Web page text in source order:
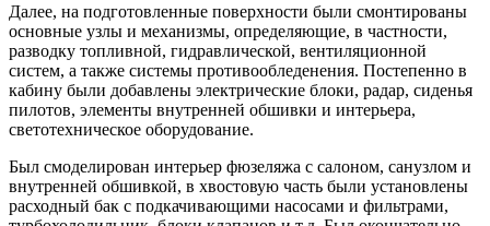
Далее, на подготовленные поверхности были смонтированы
основные узлы и механизмы, определяющие, в частности,
разводку топливной, гидравлической, вентиляционной
систем, а также системы противообледенения. Постепенно в
кабину были добавлены электрические блоки, радар, сиденья
пилотов, элементы внутренней обшивки и интерьера,
светотехническое оборудование.
Был смоделирован интерьер фюзеляжа с салоном, санузлом и
внутренней обшивкой, в хвостовую часть были установлены
расходный бак с подкачивающими насосами и фильтрами,